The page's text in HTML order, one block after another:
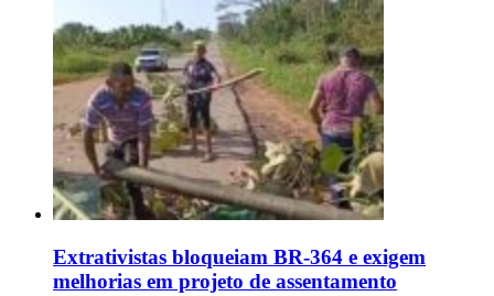
Extrativistas bloqueiam BR-364 e exigem
melhorias em projeto de assentamento